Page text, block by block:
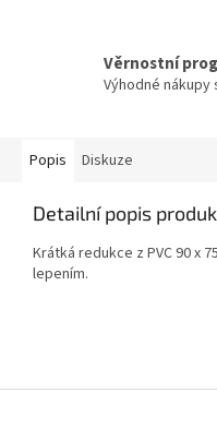
Věrnostní
Výhodné
Popis Diskuze
Detailní popis
Krátká redukce z PVC 90 x
lepením.